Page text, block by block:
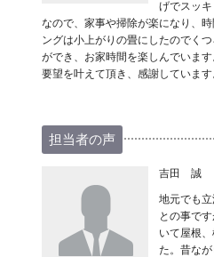
げでスッ
なので、家事や掃除が楽になり、
ングは小上がりの畳にしたのでく
ができ、お家時間を楽しんでいま
要望を叶えて頂き、感謝しています
担当者の声
吉田 誠
地元でも
との事で
いて屋根
た。昔な